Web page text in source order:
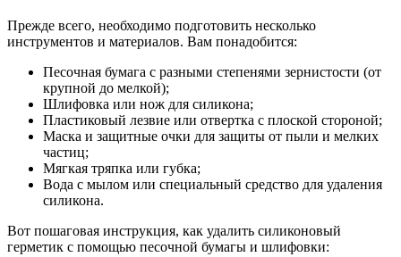
Прежде всего, необходимо подготовить несколько
инструментов и материалов. Вам понадобится:
Песочная бумага с разными степенями зернистости (от
крупной до мелкой);
Шлифовка или нож для силикона;
Пластиковый лезвие или отвертка с плоской стороной;
Маска и защитные очки для защиты от пыли и мелких
частиц;
Мягкая тряпка или губка;
Вода с мылом или специальный средство для удаления
силикона.
Вот пошаговая инструкция, как удалить силиконовый
герметик с помощью песочной бумагы и шлифовки: